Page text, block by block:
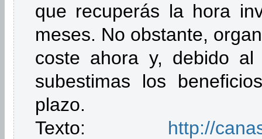
que recuperás la hora
meses. No obstante,
coste ahora y, debido
subestimas los
plazo.
Texto: http://